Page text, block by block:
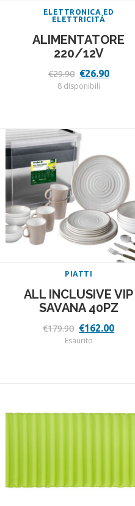
ELETTRONICA ED
ELETTRICITÀ
ALIMENTATORE
220/12V
€29.90 Il
prezzo
originale
€26.90Il
8 disponibili
PIATTI
ALL INCLUSIVE VIP
SAVANA 40PZ
€179.90 Il
prezzo
originale
€162.00Il
Esaurito